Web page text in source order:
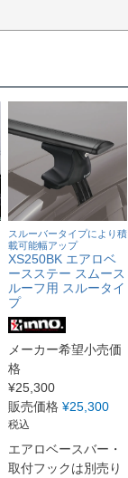
スルーバータイプにより積
載可能幅アップ
XS250BK エアロベ
ースステー スムース
ルーフ用 スルータイ
プ
メーカー希望小売価
格
¥25,300
販売価格 ¥25,300
税込
エアロベースバー・
取付フックは別売り